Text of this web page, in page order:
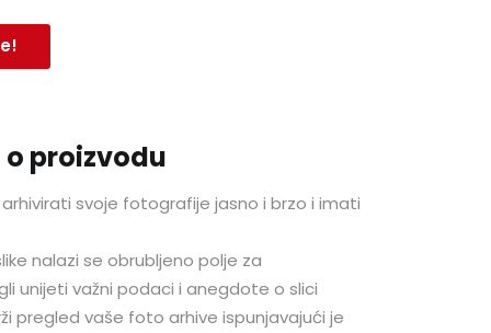
proizvodu
svoje fotografije jasno i brzo i imati
nalazi se obrubljeno polje za
unijeti važni podaci i anegdote o slici
pregled vaše foto arhive ispunjavajući je